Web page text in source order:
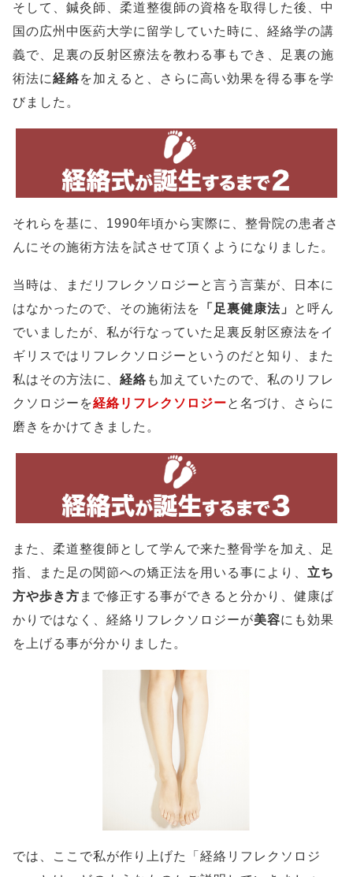
そして、鍼灸師、柔道整復師の資格を取得した後、中
国の広州中医葯大学に留学していた時に、経絡学の講
義で、足裏の反射区療法を教わる事もでき、足裏の施
術法に経絡を加えると、さらに高い効果を得る事を学
びました。
それらを基に、1990年頃から実際に、整骨院の患者さ
んにその施術方法を試させて頂くようになりました。
当時は、まだリフレクソロジーと言う言葉が、日本に
はなかったので、その施術法を
「足裏健康法」
と呼ん
でいましたが、私が行なっていた足裏反射区療法をイ
ギリスではリフレクソロジーというのだと知り、また
私はその方法に、 経絡 も加えていたので、私のリフレ
クソロジーを経絡リフレクソロジーと名づけ、さらに
磨きをかけてきました。
また、柔道整復師として学んで来た整骨学を加え、足
指、また足の関節への矯正法を用いる事により、 立ち
方や歩き方 まで修正する事ができると分かり、健康ば
かりではなく、経絡リフレクソロジーが美容にも効果
を上げる事が分かりました。
では、ここで私が作り上げた「経絡リフレクソロジ